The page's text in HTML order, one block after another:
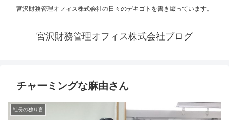
宮沢財務管理オフィス株式会社の日々のデキゴトを書き綴っています。
宮沢財務管理オフィス株式会社ブログ
チャーミングな麻由さん
社長の独り言